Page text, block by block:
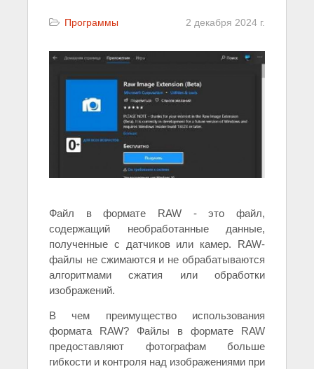
Программы 2 декабря 2024 г.
Файл в формате RAW - это файл,
содержащий необработанные данные,
полученные с датчиков или камер. RAW-
файлы не сжимаются и не обрабатываются
алгоритмами сжатия или обработки
изображений.
В чем преимущество использования
формата RAW? Файлы в формате RAW
предоставляют фотографам больше
гибкости и контроля над изображениями при